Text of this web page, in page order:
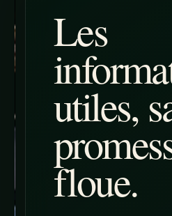
Les
utiles,
floue.